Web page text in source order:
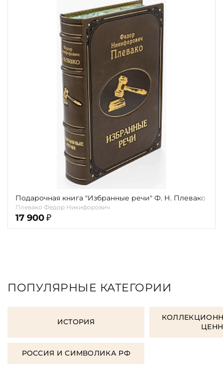
Подарочная книга "Избранные речи" Ф. Н. Плевако
Плевако Федор Никифорович
17 900 ₽
ПОПУЛЯРНЫЕ КАТЕГОРИИ
ИСТОРИЯ
РОССИЯ И СИМВОЛИКА РФ